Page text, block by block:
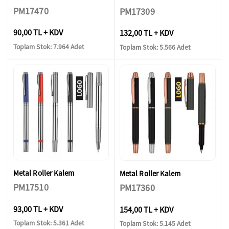
PM17470
90,00 TL + KDV
Toplam Stok: 7.964 Adet
PM17309
132,00 TL + KDV
Toplam Stok: 5.566 Adet
Metal Roller Kalem
PM17510
93,00 TL + KDV
Toplam Stok: 5.361 Adet
Metal Roller Kalem
PM17360
154,00 TL + KDV
Toplam Stok: 5.145 Adet